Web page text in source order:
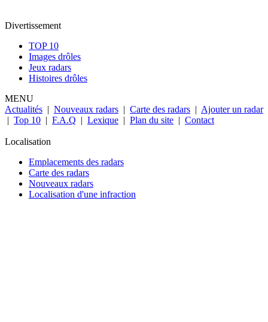
Divertissement
TOP 10
Images drôles
Jeux radars
Histoires drôles
MENU
Actualités | Nouveaux radars | Carte des radars | Ajouter un radar
| Top 10 | F.A.Q | Lexique | Plan du site | Contact
Localisation
Emplacements des radars
Carte des radars
Nouveaux radars
Localisation d'une infraction